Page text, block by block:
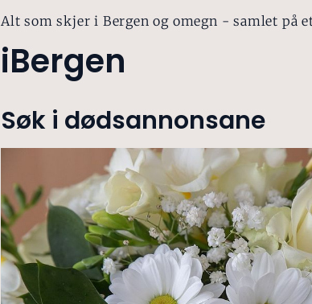
Alt som skjer i Bergen og omegn - samlet på
iBergen
Søk i dødsannonsane